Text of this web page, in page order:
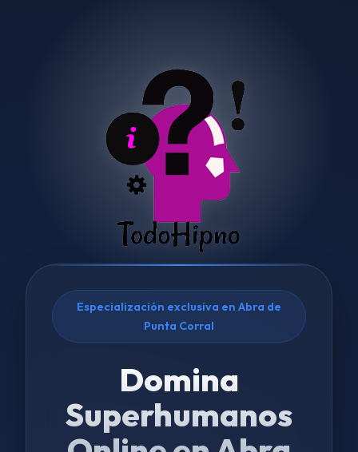
Especialización exclusiva en Abra de
Punta Corral
Domina
Superhumanos